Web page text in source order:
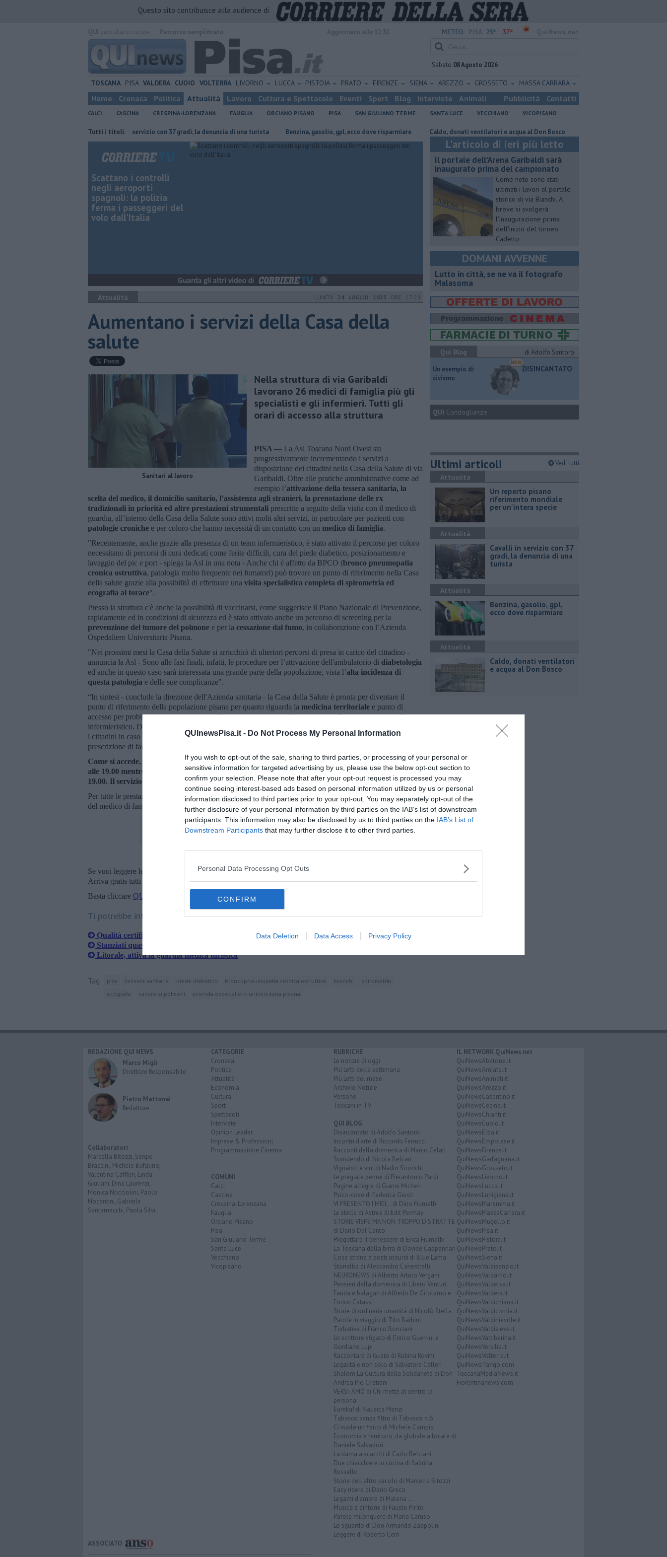
QUInewsPisa.it - Do Not Process My Personal Information
If you wish to opt-out of the sale, sharing to third parties, or processing of your personal or
sensitive information for targeted advertising by us, please use the below opt-out section to
confirm your selection. Please note that after your opt-out request is processed you may
continue seeing interest-based ads based on personal information utilized by us or personal
information disclosed to third parties prior to your opt-out. You may separately opt-out of the
further disclosure of your personal information by third parties on the IAB’s list of downstream
participants. This information may also be disclosed by us to third parties on the IAB’s List of
Downstream Participants that may further disclose it to other third parties.
Personal Data Processing Opt Outs
CONFIRM
Data Deletion Data Access Privacy Policy
Questo sito contribuisce alla audience di
METEO: 25° 37°
Sabato 08 Agosto 2026
TOSCANA PISA VALDERA CUOIO VOLTERRA LIVORNO LUCCA PISTOIA PRATO FIRENZE SIENA AREZZO GROSSETO MASSA CARRARA
Home Cronaca Politica Attualità Lavoro Cultura e Spettacolo Eventi Sport Blog Interviste Animali Pubblicità Contatti
CALCI CASCINA CRESPINA-LORENZANA FAUGLIA ORCIANO PISANO PISA SAN GIULIANO TERME SANTA LUCE VECCHIANO VICOPISANO
Tutti i titoli:
Cavalli in servizio con 37 gradi, la denuncia di una turista ​Benzina, gasolio, gpl, ecco dove risparmiare Caldo, donati ventilatori e acqua al Don Bosco Un reperto pisano riferimento
Scattano i controlli
negli aeroporti
spagnoli: la polizia
ferma i passeggeri del
volo dall'Italia
Attualità LUNEDÌ 24 LUGLIO 2023 ORE 17:29
Aumentano i servizi della Casa della
salute
Sanitari al lavoro
Nella struttura di via Garibaldi
lavorano 26 medici di famiglia più gli
specialisti e gli infermieri. Tutti gli
orari di accesso alla struttura
PISA — La Asl Toscana Nord Ovest sta
progressivamente incrementando i servizi a
disposizione dei cittadini nella Casa della Salute di via
Garibaldi. Oltre alle pratiche amministrative come ad
esempio l’attivazione della tessera sanitaria, la
scelta del medico, il domicilio sanitario, l’assistenza agli stranieri, la prenotazione delle rx
tradizionali in priorità ed altre prestazioni strumentali prescritte a seguito della visita con il medico di
guardia, all’interno della Casa della Salute sono attivi molti altri servizi, in particolare per pazienti con
patologie croniche e per coloro che hanno necessità di un contatto con un medico di famiglia.
"Recentemente, anche grazie alla presenza di un team infermieristico, è stato attivato il percorso per coloro
necessitano di percorsi di cura dedicati come ferite difficili, cura del piede diabetico, posizionamento e
lavaggio del pic e port - spiega la Asl in una nota - Anche chi è affetto da BPCO (bronco pneumopatia
cronica ostruttiva, patologia molto frequente nei fumatori) può trovare un punto di riferimento nella Casa
della salute grazie alla possibilità di effettuare una visita specialistica completa di spirometria ed
ecografia al torace".
Presso la struttura c'è anche la possibilità di vaccinarsi, come suggerisce il Piano Nazionale di Prevenzione,
rapidamente ed in condizioni di sicurezza ed è stato attivato anche un percorso di screening per la
prevenzione del tumore del polmone e per la cessazione dal fumo, in collaborazione con l’Azienda
Ospedaliero Universitaria Pisana.
"Nei prossimi mesi la Casa della Salute si arricchirà di ulteriori percorsi di presa in carico del cittadino -
annuncia la Asl - Sono alle fasi finali, infatti, le procedure per l’attivazione dell'ambulatorio di diabetologia
ed anche in questo caso sarà interessata una grande parte della popolazione, vista l’alta incidenza di
questa patologia e delle sue complicanze".
“In sintesi - conclude la direzione dell'Azienda sanitaria - la Casa della Salute è pronta per diventare il
punto di riferimento della popolazione pisana per quanto riguarda la medicina territoriale e punto di
accesso per problemi non appropriati per il pronto soccorso ma che necessitano di un intervento medico o
infermieristico. Durante l’orario di apertura
i cittadini in caso di bisogni legati alla medicina generale come la visita medica, la vaccinazione, la
prescrizione di farmaci e varie necessità che possono verificarsi in assenza del proprio curante”.
Come si accede. La Casa della Salute è apertail lunedì e il venerdì dalle 10.00 alle 12.00 e dalle 15.00
alle 19.00 mentre il martedì, mercoledì e giovedì l’apertura è solamente pomeridiana, dalle 15.00 alle
19.00. Il servizio infermieristico termina alle 18.00,
Per tutte le prestazioni specialistiche, escluso l’ambulatorio di medicina generale, è necessaria l’impegnativa
del medico di famiglia.
Se vuoi leggere le notizie principali della Toscana iscriviti allaNewsletter QUInews - ToscanaMedia.
Arriva gratis tutti i giorni alle 20:00 direttamente nella tua casella di posta.
Basta cliccare QUI
Ti potrebbe interessare anche:
Qualità certificata per l'Asl Nord ovest
Stanziati quasi due milioni di euro per i consultori toscani
Litorale, attiva la guardia medica turistica
Tag pisa tessera sanitaria piede diabetico broncopneumopatia cronica ostruttiva bronchi
spirometria
ecografia
cancro ai polmoni azienda ospedaliero-universitaria pisana
L'articolo di ieri più letto
Il portale dell'Arena Garibaldi sarà
inaugurato prima del campionato
Come noto sono stati
ultimati i lavori al portale
storico di via Bianchi. A
breve si svolgerà
l'inaugurazione prima
dell'inizio del torneo
Cadetto
DOMANI AVVENNE
Lutto in città, se ne va il fotografo
Malasoma
Qui Blog
di Adolfo Santoro
​Un esempio di
civismo
DISINCANTATO
QUI Condoglianze
Ultimi articoli Vedi tutti
Attualità
Un reperto pisano
riferimento mondiale
per un'intera specie
Attualità
Cavalli in servizio con 37
gradi, la denuncia di una
turista
Attualità
​Benzina, gasolio, gpl,
ecco dove risparmiare
Attualità
Caldo, donati ventilatori
e acqua al Don Bosco
REDAZIONE QUI NEWS
Marco Migli
Direttore Responsabile
Pietro Mattonai
Redattore
Collaboratori
Marcella Bitozzi, Sergio
Braccini, Michele Bufalino,
Valentina Caffieri, Linda
Giuliani, Dina Laurenzi,
Monica Nocciolini, Paolo
Nocentini, Gabriele
Santarnecchi, Paola Silvi.
CATEGORIE
Cronaca
Politica
Attualità
Economia
Cultura
Sport
Spettacoli
Interviste
Opinion Leader
Imprese & Professioni
Programmazione Cinema
COMUNI
Calci
Cascina
Crespina-Lorenzana
Fauglia
Orciano Pisano
Pisa
San Giuliano Terme
Santa Luce
Vecchiano
Vicopisano
RUBRICHE
Le notizie di oggi
Più Letti della settimana
Più Letti del mese
Archivio Notizie
Persone
Toscani in TV
QUI BLOG
Disincantato di Adolfo Santoro
Incontri d'arte di Riccardo Ferrucci
Racconti della domenica di Marco Celati
Sorridendo di Nicola Belcari
Vignaioli e vini di Nadio Stronchi
Le pregiate penne di Pierantonio Pardi
Pagine allegre di Gianni Micheli
Psico-cose di Federica Giusti
VI PRESENTO I MIEI... di Dino Fiumalbi
Le stelle di Astrea di Edit Permay
STORIE VISPE MA NON TROPPO DISTRATTE
di Dario Dal Canto
Progettare il benessere di Erica Fiumalbi
La Toscana della birra di Davide Cappannari
Cose strane e posti assurdi di Blue Lama
Storielba di Alessandro Canestrelli
NEURONEWS di Alberto Arturo Vergani
Pensieri della domenica di Libero Venturi
Fauda e balagan di Alfredo De Girolamo e
Enrico Catassi
Storie di ordinaria umanità di Nicolò Stella
Parole in viaggio di Tito Barbini
Turbative di Franco Bonciani
Lo scrittore sfigato di Enrico Guerrini e
Gordiano Lupi
Raccontare di Gusto di Rubina Rovini
Legalità e non solo di Salvatore Calleri
Shalom La Cultura della Solidarietà di Don
Andrea Pio Cristiani
VERSI-AMO di Chi mette al centro la
persona
Eureka! di Nausica Manzi
Tabasco senza filtro di Tabasco n.6
Ci vuole un fisico di Michele Campisi
Economia e territorio, da globale a locale di
Daniele Salvadori
La dama a scacchi di Carlo Belciani
Due chiacchiere in cucina di Sabrina
Rossello
Storie dell'altro secolo di Marcella Bitozzi
Easy ridere di Dario Greco
Legami d'amore di Malena ...
Musica e dintorni di Fausto Pirìto
Parole milonguere di Maria Caruso
Lo sguardo di Don Armando Zappolini
Leggere di Roberto Cerri
IL NETWORK QuiNews.net
QuiNewsAbetone.it
QuiNewsAmiata.it
QuiNewsAnimali.it
QuiNewsArezzo.it
QuiNewsCasentino.it
QuiNewsCecina.it
QuiNewsChianti.it
QuiNewsCuoio.it
QuiNewsElba.it
QuiNewsEmpolese.it
QuiNewsFirenze.it
QuiNewsGarfagnana.it
QuiNewsGrosseto.it
QuiNewsLivorno.it
QuiNewsLucca.it
QuiNewsLunigiana.it
QuiNewsMaremma.it
QuiNewsMassaCarrara.it
QuiNewsMugello.it
QuiNewsPisa.it
QuiNewsPistoia.it
QuiNewsPrato.it
QuiNewsSiena.it
QuiNewsValbisenzio.it
QuiNewsValdarno.it
QuiNewsValdelsa.it
QuiNewsValdera.it
QuiNewsValdichiana.it
QuiNewsValdicornia.it
QuiNewsValdinievole.it
QuiNewsValdisieve.it
QuiNewsValtiberina.it
QuiNewsVersilia.it
QuiNewsVolterra.it
QuiNewsTango.com
ToscanaMediaNews.it
Fiorentinanews.com
ASSOCIATO